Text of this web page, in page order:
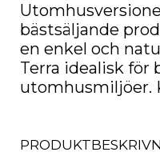
bästsäljande
en enkel och
Terra idealisk för
utomhusmiljöer.